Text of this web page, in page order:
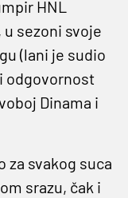
HNL
u sezoni svoje
(lani je sudio
odgovornost
Dinama i
za svakog suca
srazu, čak i